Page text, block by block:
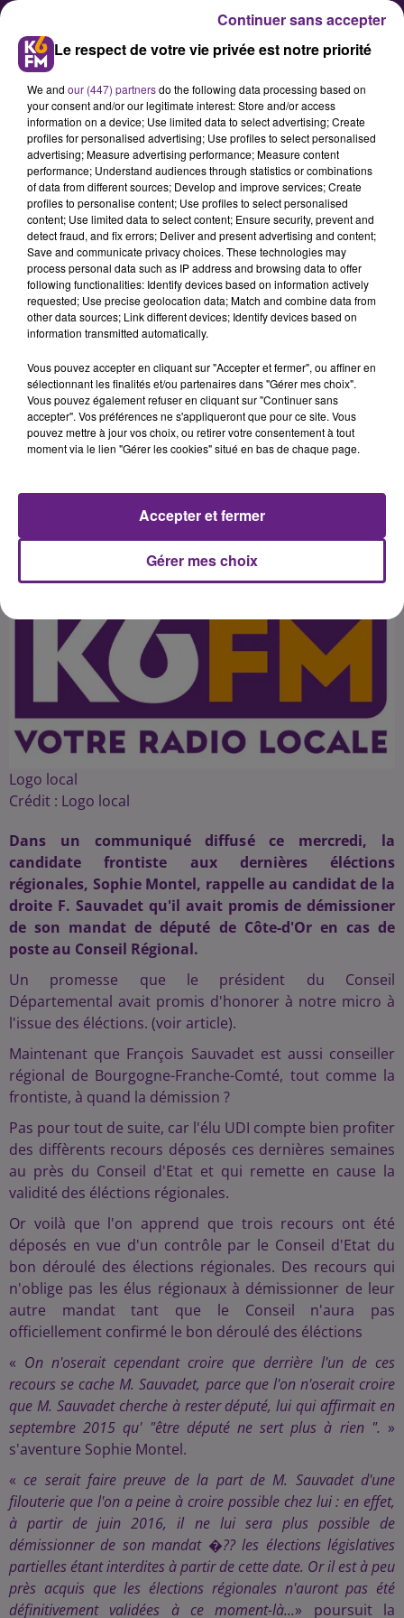
S.Montel (FN) rappelle au député
Sauvadet sa promesse de
démission
Dans un communiqué diffusé ce
mercredi, la candidate frontiste
aux dernières éléctions régionales,
candidat de la droite F. Sauvadet
qu'il avait promis de démissioner
de son mandat de député de Côte-
d'Or en cas de poste au Conseil
Publié : 21 janvier 2016 à 6h00 par 45
Logo local
Crédit : Logo local
Dans un communiqué diffusé ce mercredi, la
candidate frontiste aux dernières éléctions
régionales, Sophie Montel, rappelle au candidat de la
droite F. Sauvadet qu'il avait promis de démissioner
de son mandat de député de Côte-d'Or en cas de
poste au Conseil Régional.
Un promesse que le président du Conseil
Départemental avait promis d'honorer à notre micro à
l'issue des éléctions. (voir article).
Maintenant que François Sauvadet est aussi conseiller
régional de Bourgogne-Franche-Comté, tout comme la
frontiste, à quand la démission ?
Pas pour tout de suite, car l'élu UDI compte bien profiter
des diffèrents recours déposés ces dernières semaines
au près du Conseil d'Etat et qui remette en cause la
validité des éléctions régionales.
Or voilà que l'on apprend que trois recours ont été
déposés en vue d'un contrôle par le Conseil d'Etat du
bon déroulé des élections régionales. Des recours qui
n'oblige pas les élus régionaux à démissionner de leur
autre mandat tant que le Conseil n'aura pas
officiellement confirmé le bon déroulé des éléctions
« On n'oserait cependant croire que derrière l'un de ces
recours se cache M. Sauvadet, parce que l'on n'oserait croire
que M. Sauvadet cherche à rester député, lui qui affirmait en
septembre 2015 qu' "être député ne sert plus à rien ". »
s'aventure Sophie Montel.
« ce serait faire preuve de la part de M. Sauvadet d'une
filouterie que l'on a peine à croire possible chez lui : en effet,
à partir de juin 2016, il ne lui sera plus possible de
démissionner de son mandat �?? les élections législatives
partielles étant interdites à partir de cette date. Or il est à peu
près acquis que les élections régionales n'auront pas été
définitivement validées à ce moment-là...» poursuit la
Le respect de votre vie privée est notre priorité
We and our (447) partnersdo the following data processing based on
your consent and/or our legitimate interest: Store and/or access
information on a device; Use limited data to select advertising; Create
profiles for personalised advertising; Use profiles to select personalised
advertising; Measure advertising performance; Measure content
performance; Understand audiences through statistics or combinations
of data from different sources; Develop and improve services; Create
profiles to personalise content; Use profiles to select personalised
content; Use limited data to select content; Ensure security, prevent and
detect fraud, and fix errors; Deliver and present advertising and content;
Save and communicate privacy choices. These technologies may
process personal data such as IP address and browsing data to offer
following functionalities: Identify devices based on information actively
requested; Use precise geolocation data; Match and combine data from
other data sources; Link different devices; Identify devices based on
information transmitted automatically.
Vous pouvez accepter en cliquant sur "Accepter et fermer", ou affiner en
sélectionnant les finalités et/ou partenaires dans "Gérer mes choix".
Vous pouvez également refuser en cliquant sur "Continuer sans
accepter". Vos préférences ne s'appliqueront que pour ce site. Vous
pouvez mettre à jour vos choix, ou retirer votre consentement à tout
moment via le lien "Gérer les cookies" situé en bas de chaque page.
Gérer mes choix
Accepter et fermer
Continuer sans accepter